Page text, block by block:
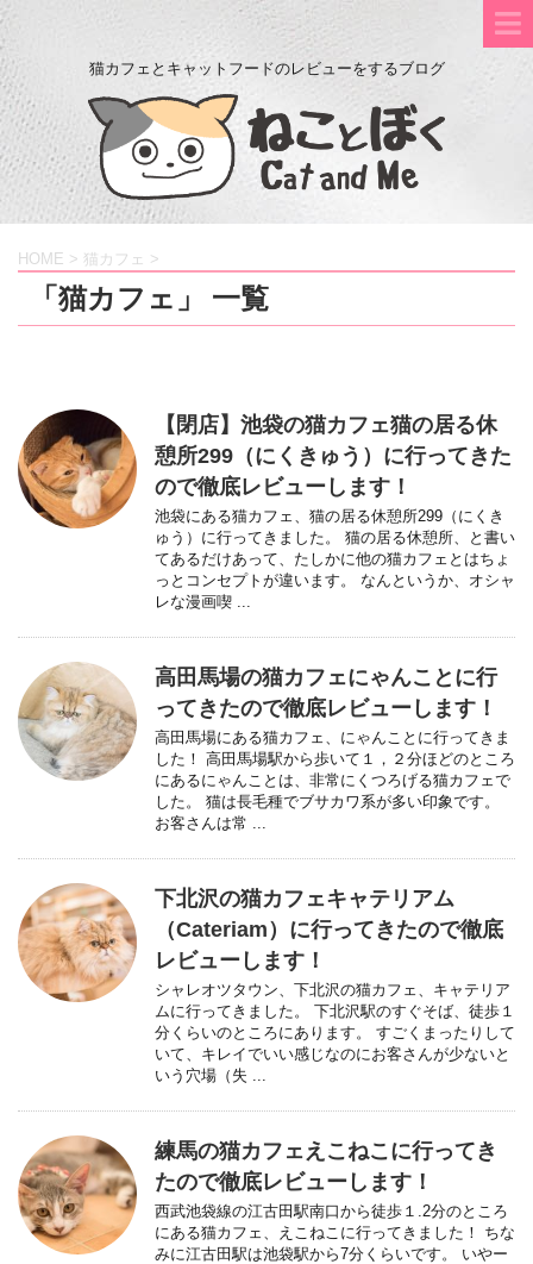
猫カフェとキャットフードのレビューをするブログ
HOME > 猫カフェ >
「猫カフェ」 一覧
【閉店】池袋の猫カフェ猫の居る休
憩所299（にくきゅう）に行ってきた
ので徹底レビューします！
池袋にある猫カフェ、猫の居る休憩所299（にくき
ゅう）に行ってきました。 猫の居る休憩所、と書い
てあるだけあって、たしかに他の猫カフェとはちょ
っとコンセプトが違います。 なんというか、オシャ
レな漫画喫 ...
高田馬場の猫カフェにゃんことに行
ってきたので徹底レビューします！
高田馬場にある猫カフェ、にゃんことに行ってきま
した！ 高田馬場駅から歩いて１，２分ほどのところ
にあるにゃんことは、非常にくつろげる猫カフェで
した。 猫は長毛種でブサカワ系が多い印象です。
お客さんは常 ...
下北沢の猫カフェキャテリアム
（Cateriam）に行ってきたので徹底
レビューします！
シャレオツタウン、下北沢の猫カフェ、キャテリア
ムに行ってきました。 下北沢駅のすぐそば、徒歩１
分くらいのところにあります。 すごくまったりして
いて、キレイでいい感じなのにお客さんが少ないと
いう穴場（失 ...
練馬の猫カフェえこねこに行ってき
たので徹底レビューします！
西武池袋線の江古田駅南口から徒歩１.2分のところ
にある猫カフェ、えこねこに行ってきました！ ちな
みに江古田駅は池袋駅から7分くらいです。 いやー